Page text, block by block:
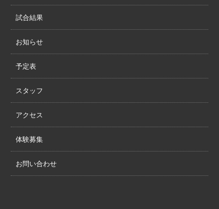
試合結果
お知らせ
予定表
スタッフ
アクセス
体験募集
お問い合わせ